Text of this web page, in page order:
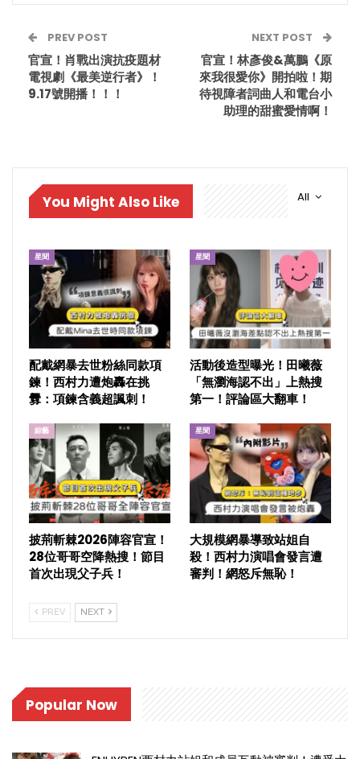
PREV POST
官宣！肖戰出演抗疫題材
電視劇《最美逆行者》！
9.17號開播！！！
NEXT POST
官宣！林彥俊&萬鵬《原
來我很愛你》開拍啦！期
待視障者詞曲人和電台小
助理的甜蜜愛情啊！
All
You Might Also Like
星聞
配戴網暴去世粉絲同款項
鍊！西村力遭炮轟在挑
釁：項鍊含義超諷刺！
星聞
活動後造型曝光！田曦薇
「無瀏海認不出」上熱搜
第一！評論區大翻車！
綜藝
披荊斬棘2026陣容官宣！
28位哥哥空降熱搜！節目
首次出現父子兵！
星聞
大規模網暴導致站姐自
殺！西村力演唱會發言遭
審判！網怒斥無恥！
PREV NEXT
Popular Now